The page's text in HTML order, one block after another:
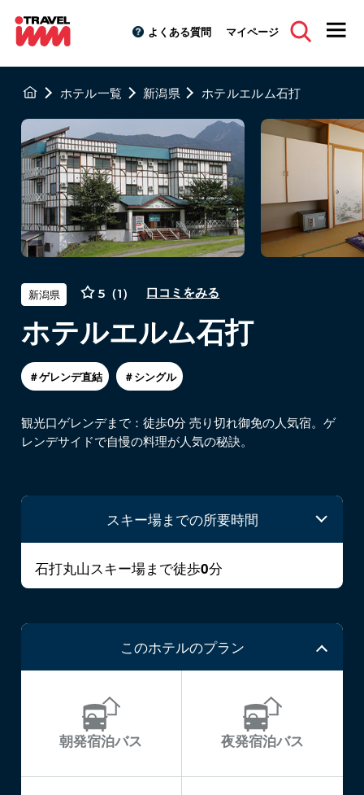
よくある質問 マイページ
ホテル一覧 新潟県 ホテルエルム石打
新潟県 5（1） 口コミをみる
ホテルエルム石打
＃ゲレンデ直結 ＃シングル
観光口ゲレンデまで：徒歩0分 売り切れ御免の人気宿。ゲ
レンデサイドで自慢の料理が人気の秘訣。
スキー場までの所要時間
石打丸山スキー場まで徒歩0分
このホテルのプラン
朝発宿泊バス 夜発宿泊バス